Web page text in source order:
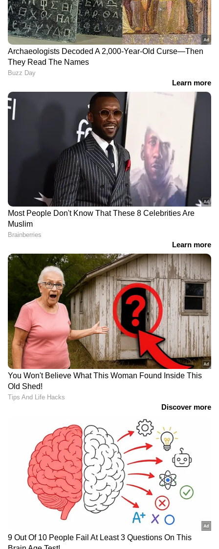
DOWNLOAD APP
കേരളത്തിലെ എല്ലാ വാർത്തകൾ
News
അറിയാൻ എപ്പോഴും ഏഷ്യാനെറ്റ്
ന്യൂസ് വാർത്തകൾ.Malayalam News
തത്സമയ അപ്‌ഡേറ്റുകളും ആഴത്തിലുള്ള
വിശകലനവും സമഗ്രമായ റിപ്പോർട്ടിംഗും —
എല്ലാം ഒരൊറ്റ സ്ഥലത്ത്. ഏത് സമയത്തും,
എവിടെയും വിശ്വസനീയമായ വാർത്തകൾ
ലഭിക്കാൻ Asianet News Malayalam
RECOMMENDED STORIES
നാളെ മുതൽ
സംസ്ഥാനത്ത് വീണ്ടും മഴ
കനക്കും, കാലാവസ്ഥാ
കുറഞ്ഞ പലിശനിരക്കിൽ 5
കോടി വരെ വായ്പ:
മുഖ്യമന്ത്രിയുടെ
സംരംഭകത്വ വികസന
പദ്ധതി മൂന്നാം പതിപ്പിന്
ആഗസ്റ്റ് 6ന് തുടക്കമാകും